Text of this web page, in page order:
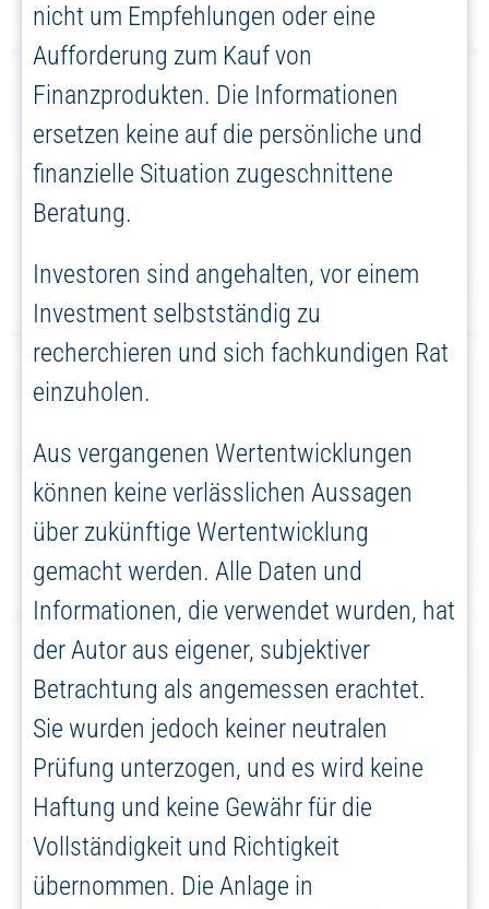
nicht um Empfehlungen oder eine
Aufforderung zum Kauf von
Finanzprodukten. Die Informationen
ersetzen keine auf die persönliche und
finanzielle Situation zugeschnittene
Beratung.
Investoren sind angehalten, vor einem
Investment selbstständig zu
recherchieren und sich fachkundigen Rat
einzuholen.
Aus vergangenen Wertentwicklungen
können keine verlässlichen Aussagen
über zukünftige Wertentwicklung
gemacht werden. Alle Daten und
Informationen, die verwendet wurden, hat
der Autor aus eigener, subjektiver
Betrachtung als angemessen erachtet.
Sie wurden jedoch keiner neutralen
Prüfung unterzogen, und es wird keine
Haftung und keine Gewähr für die
Vollständigkeit und Richtigkeit
übernommen. Die Anlage in